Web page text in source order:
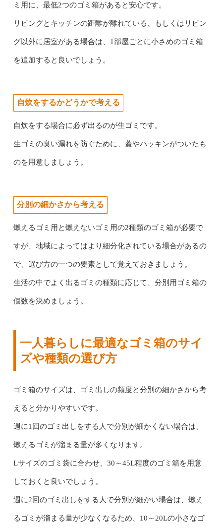
ミ用に、最低2つのゴミ箱があると安心です。
リビングとキッチンの距離が離れている、もしくはリビン
グ以外に居室がある場合は、1部屋ごとに小さめのゴミ箱
を追加すると良いでしょう。
自炊をするかどうかで考える
自炊をする場合に必ず出るのが生ゴミです。
生ゴミの臭い漏れを防ぐために、蓋やパッキンがついたも
のを用意しましょう。
分別の細かさから考える
燃えるゴミ用と燃えないゴミ用の2種類のゴミ箱が必要で
すが、地域によってはより細分化されている場合があるの
で、選び方の一つの要素として覚えておきましょう。
生活の中でよく出るゴミの種類に応じて、分別用ゴミ箱の
個数を決めましょう。
一人暮らしに最適なゴミ箱のサイ
ズや種類の選び方
ゴミ箱のサイズは、ゴミ出しの頻度と分別の細かさから考
えると分かりやすいです。
週に1回のゴミ出しをする人で分別が細かくない場合は、
燃えるゴミが溜まる量が多くなります。
Lサイズのゴミ袋に合わせ、30～45L程度のゴミ箱を用意
しておくと良いでしょう。
週に2回のゴミ出しをする人で分別が細かい場合は、燃え
るゴミが溜まる量が少なくなるため、10～20Lの小さなゴ